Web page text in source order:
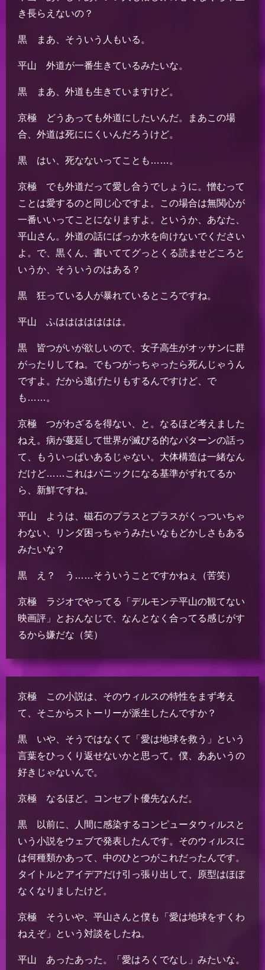
き長らえないの？
黒 まあ、そういう人もいる。
平山 外道が一番生きているみたいな。
黒 まあ、外道も生きていますけど。
京極 どうあっても外道にしたいんだ。まあこの場
合、外道は死ににくいんだろうけど。
黒 はい、死なないってことも……。
京極 でも外道だって愛し合うでしょうに。憎むって
ことは愛するのと同じ心ですよ。この場合は無関心が
一番いいってことになりますよ。というか、あなた、
平山さん。外道の話にばっか水を向けないでください
よ。で、黒くん、書いててグっとくる読ませどころと
いうか、そういうのはある？
黒 狂っている人が暴れているところですね。
平山 ふははははははは。
黒 皆つがいが欲しいので、女子高生がオッサンに群
がったりしてね。でもつがっちゃったら死んじゃうん
ですよ。だから逃げたりもするんですけど、で
も……。
京極 つがわざるを得ない、と。なるほど考えました
ねえ。病が蔓延して世界が滅びる的なパターンの話っ
て、もういっぱいあるじゃない。大体構造は一緒なん
だけど……これはパニックになる基準がずれてるか
ら、新鮮ですね。
平山 ようは、磁石のプラスとプラスがくっついちゃ
わない、リンダ困っちゃうみたいなもどかしさもある
みたいな？
黒 え？ う……そういうことですかねぇ（苦笑）
京極 ラジオでやってる「デルモンテ平山の観てない
映画評」とおんなじで、なんとなく合ってる感じがす
るから嫌だな（笑）
京極 この小説は、そのウィルスの特性をまず考え
て、そこからストーリーが派生したんですか？
黒 いや、そうではなくて「愛は地球を救う」という
言葉をひっくり返せないかと思って。僕、ああいうの
好きじゃないんで。
京極 なるほど。コンセプト優先なんだ。
黒 以前に、人間に感染するコンピュータウィルスと
いう小説をウェブで発表したんです。そのウィルスに
は何種類かあって、中のひとつがこれだったんです。
タイトルとアイデアだけ引っ張り出して、原型はほぼ
なくなりましたけど。
京極 そういや、平山さんと僕も「愛は地球をすくわ
ねえぞ」という対談をしたね。
平山 あったあった。「愛はろくでなし」みたいな。